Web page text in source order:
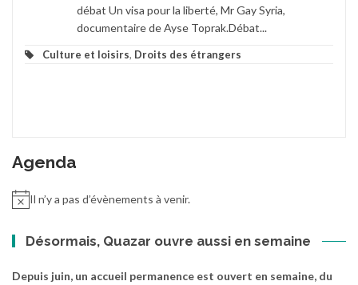
débat Un visa pour la liberté, Mr Gay Syria,
documentaire de Ayse Toprak.Débat...
Culture et loisirs, Droits des étrangers
Agenda
Il n’y a pas d’évènements à venir.
Désormais, Quazar ouvre aussi en semaine
Depuis juin, un accueil permanence est ouvert en semaine, du